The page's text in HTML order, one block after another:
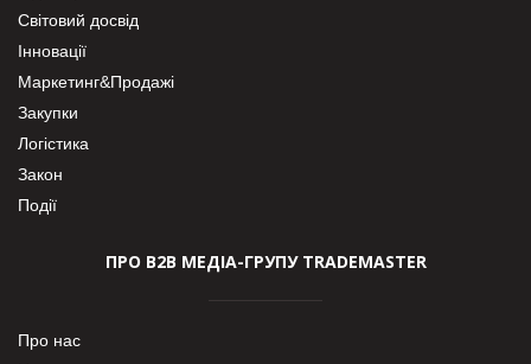
Світовий досвід
Інновації
Маркетинг&Продажі
Закупки
Логістика
Закон
Події
ПРО В2В МЕДІА-ГРУПУ TRADEMASTER
Про нас